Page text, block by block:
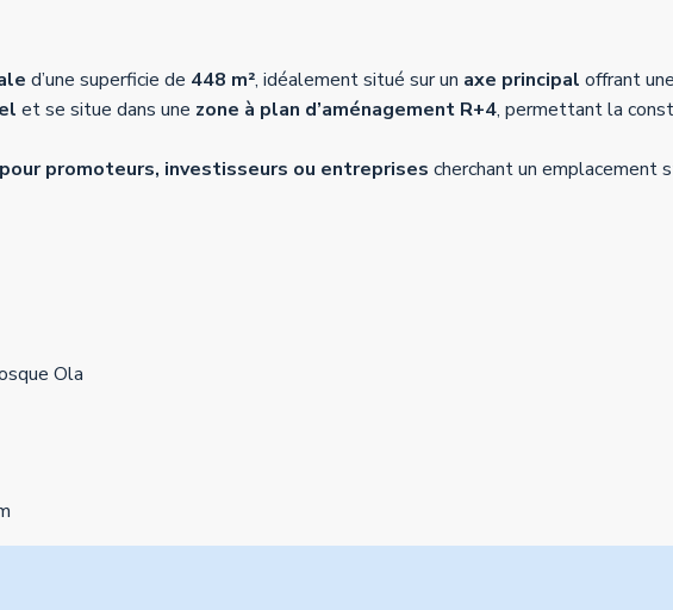
d’une superficie de 448 m², idéalement situé sur un axe principal offrant
et se situe dans une zone à plan d’aménagement R+4, permettant la
promoteurs, investisseurs ou entreprises cherchant un emplacement
Ola